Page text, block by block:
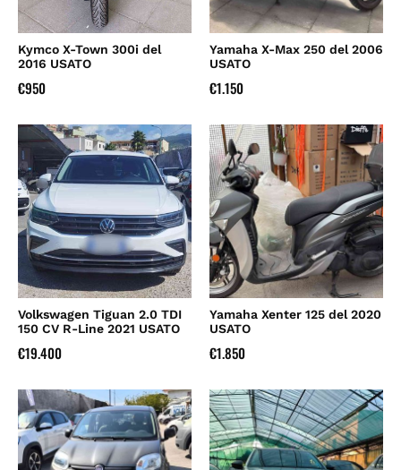
Kymco X-Town 300i del
2016 USATO
€950
Yamaha X-Max 250 del 2006
USATO
€1.150
Volkswagen Tiguan 2.0 TDI
150 CV R-Line 2021 USATO
€19.400
Yamaha Xenter 125 del 2020
USATO
€1.850